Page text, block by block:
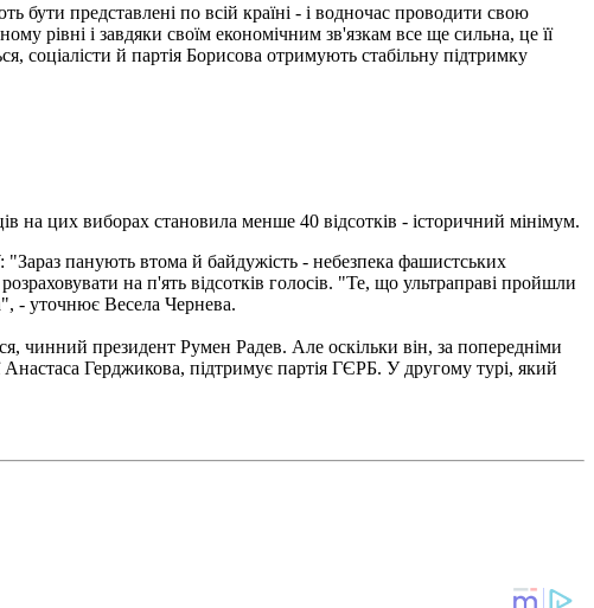
бути представлені по всій країні - і водночас проводити свою
рівні і завдяки своїм економічним зв'язкам все ще сильна, це її
соціалісти й партія Борисова отримують стабільну підтримку
на цих виборах становила менше 40 відсотків - історичний мінімум.
панують втома й байдужість - небезпека фашистських
на п'ять відсотків голосів. "Те, що ультраправі пройшли
- уточнює Весела Чернева.
чинний президент Румен Радев. Але оскільки він, за попередніми
Герджикова, підтримує партія ГЄРБ. У другому турі, який